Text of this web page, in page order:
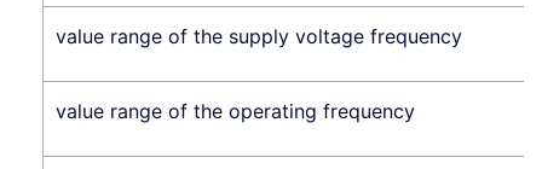
value range of the supply voltage frequency
value range of the operating frequency